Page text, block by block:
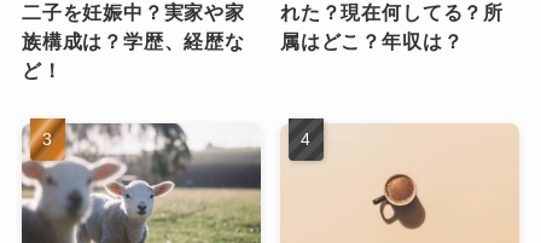
二子を妊娠中？実家や家
族構成は？学歴、経歴な
ど！
れた？現在何してる？所
属はどこ？年収は？